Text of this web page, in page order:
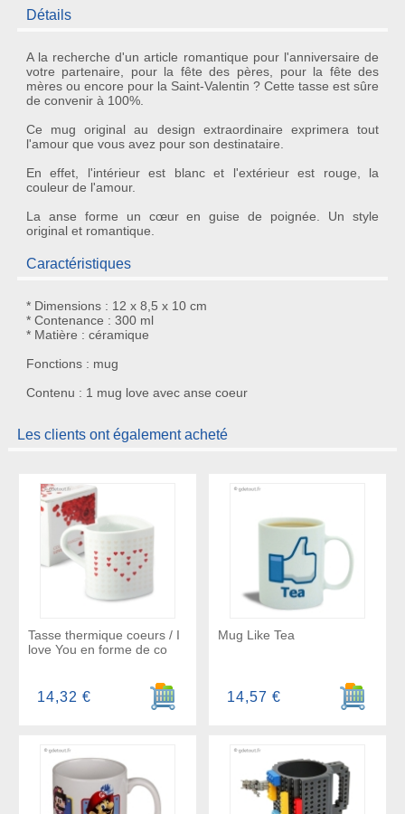
Détails
A la recherche d'un article romantique pour l'anniversaire de
votre partenaire, pour la fête des pères, pour la fête des
mères ou encore pour la Saint-Valentin ? Cette tasse est sûre
de convenir à 100%.
Ce mug originalau design extraordinaire exprimera tout
l'amour que vous avez pour son destinataire.
En effet, l'intérieur est blanc et l'extérieur est rouge, la
couleur de l'amour.
La anse forme un cœur en guise de poignée. Un style
original et romantique
Caractéristiques
* Dimensions : 12 x 8,5 x 10 cm
* Contenance : 300 ml
* Matière : céramique
Fonctions : mug
Contenu : 1 mug love avec anse coeur
Les clients ont également acheté
Tasse thermique coeurs / I
love You en forme de co
Ajouter au panier
14,32 €
Mug Like Tea
Ajouter
14,57 €